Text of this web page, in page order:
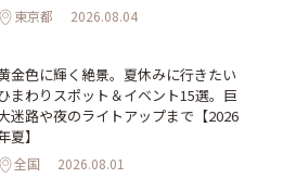
東京都 2026.08.04
金色に輝く絶景。夏休みに行きたい
まわりスポット＆イベント15選。巨
迷路や夜のライトアップまで【2026
夏】
全国 2026.08.01